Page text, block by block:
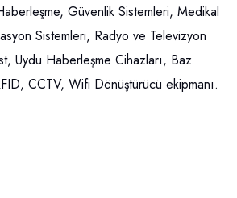
Güvenlik Sistemleri, Medikal
Sistemleri, Radyo ve Televizyon
Uydu Haberleşme Cihazları, Baz
CCTV, Wifi Dönüştürücü ekipmanı.